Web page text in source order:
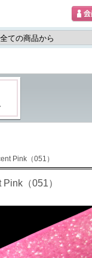
Pink（051）
（051）